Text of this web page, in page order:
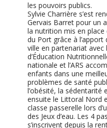
les pouvoirs publics.
Sylvie Charrière s’est
Gervais Barret pour un
la nutrition mis en
du Port grâce à l’apport
ville en partenariat avec
d’Éducation
nationale et l’ARS
enfants dans une
problèmes de santé
l’obésité, la
ensuite le Littoral Nord
classe passerelle lors
des Jeux d’eau. Les 4
s’inscrivent depuis la